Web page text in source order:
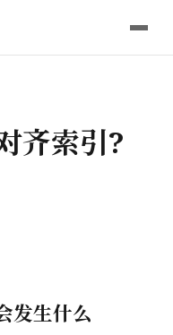
齐索引?
发生什么